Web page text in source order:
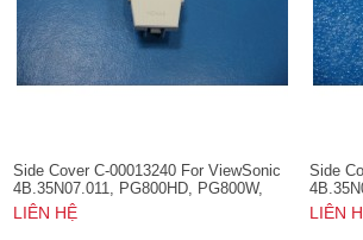
Side Cover C-00013240 For ViewSonic
4B.35N07.011, PG800HD, PG800W,
PG800X
LIÊN HỆ
Side
LIÊN